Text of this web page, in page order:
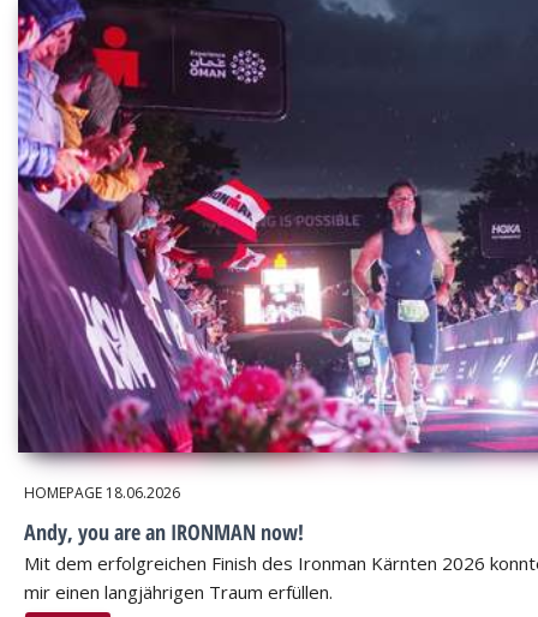
HOMEPAGE 18.06.2026
Andy, you are an IRONMAN now!
Mit dem erfolgreichen Finish des Ironman Kärnten 2026
mir einen langjährigen Traum erfüllen.